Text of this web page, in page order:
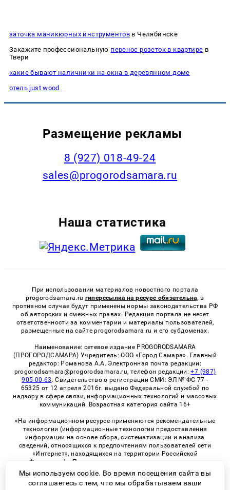
заточка маникюрных инструментов в Челябинске
Закажите профессиональную перенос розеток в квартире в
Твери
какие бывают наличники на окна в деревянном доме
отель just wood
Размещение рекламы
8 (927) 018-49-24
sales@progorodsamara.ru
Наша статистика
При использовании материалов новостного портала
progorodsamara.ru гиперссылка на ресурс обязательна, в
противном случае будут применены нормы законодательства РФ
об авторских и смежных правах. Редакция портала не несет
ответственности за комментарии и материалы пользователей,
размещенные на сайте progorodsamara.ru и его субдоменах.
Наименование: сетевое издание PROGORODSAMARA
(ПРОГОРОДСАМАРА) Учредитель: ООО «Город Самара». Главный
редактор: Романова А.А. Электронная почта редакции:
progorodsamara@progorodsamara.ru, телефон редакции:+7 (987)
905-00-63 . Свидетельство о регистрации СМИ: ЭЛ № ФС 77 -
65325 от 12 апреля 2016г. выдано Федеральной службой по
надзору в сфере связи, информационных технологий и массовых
коммуникаций. Возрастная категория сайта 16+
«На информационном ресурсе применяются рекомендательные
технологии (информационные технологии предоставления
информации на основе сбора, систематизации и анализа
сведений, относящихся к предпочтениям пользователей сети
«Интернет», находящихся на территории Российской
Федерации)». Правила применения рекомендательных
технологий в виджетах рекламно-обменной сети
«СМИ2» (PDF)
Мы используем cookie. Во время посещения сайта вы
соглашаетесь с тем, что мы обрабатываем ваши